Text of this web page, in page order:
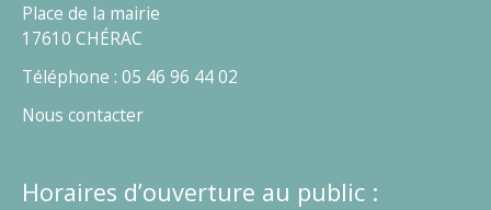
Place de la mairie
17610 CHÉRAC
Téléphone : 05 46 96 44 02
Nous contacter
Horaires d’ouverture au public :